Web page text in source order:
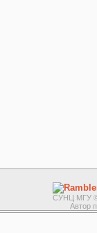
СУНЦ МГУ ©
Автор